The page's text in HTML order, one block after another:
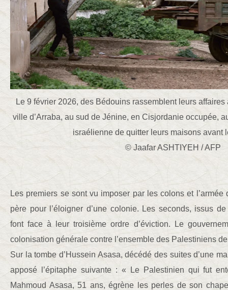
Le 9 février 2026, des Bédouins rassemblent leurs
ville d’Arraba, au sud de Jénine, en Cisjordanie occupée,
israélienne de quitter leurs maisons avant
© Jaafar ASHTIYEH / AFP
Les premiers se sont vu imposer par les colons et
père pour l’éloigner d’une colonie. Les seconds, issus
font face à leur troisième ordre d’éviction. Le
colonisation générale contre l’ensemble des Palestiniens
Sur la tombe d’Hussein Asasa, décédé des suites d’une
apposé l’épitaphe suivante : « Le Palestinien qui fut
Mahmoud Asasa, 51 ans, égrène les perles de son